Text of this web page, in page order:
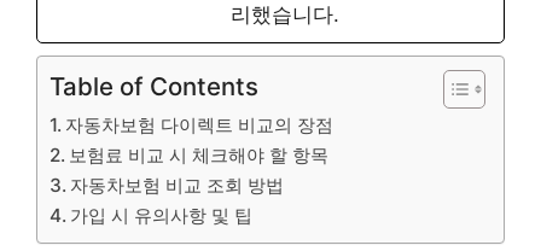
리했습니다.
Table of Contents
자동차보험 다이렉트 비교의 장점
보험료 비교 시 체크해야 할 항목
자동차보험 비교 조회 방법
가입 시 유의사항 및 팁